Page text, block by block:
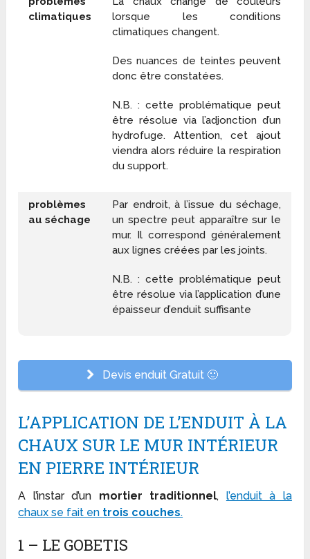
climatiques
lorsque les conditions
climatiques changent.
Des nuances de teintes peuvent
donc être constatées.
N.B. : cette problématique peut
être résolue via l’adjonction d’un
hydrofuge. Attention, cet ajout
viendra alors réduire la respiration
du support.
problèmes
au séchage
Par endroit, à l’issue du séchage,
un spectre peut apparaître sur le
mur. Il correspond généralement
aux lignes créées par les joints.
N.B. : cette problématique peut
être résolue via l’application d’une
épaisseur d’enduit suffisante
Devis enduit Gratuit 🙂
L’APPLICATION DE L’ENDUIT À LA
CHAUX SUR LE MUR INTÉRIEUR
EN PIERRE INTÉRIEUR
A l’instar d’un mortier traditionnel, l’enduit à la
chaux se fait en trois couches.
1 – LE GOBETIS